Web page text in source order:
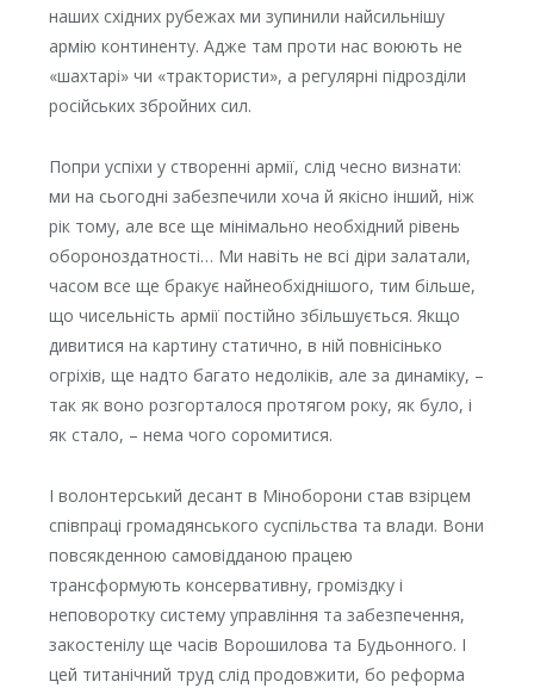
наших східних рубежах ми зупинили найсильнішу
армію континенту. Адже там проти нас воюють не
«шахтарі» чи «трактористи», а регулярні підрозділи
російських збройних сил.
Попри успіхи у створенні армії, слід чесно визнати:
ми на сьогодні забезпечили хоча й якісно інший, ніж
рік тому, але все ще мінімально необхідний рівень
обороноздатності… Ми навіть не всі діри залатали,
часом все ще бракує найнеобхіднішого, тим більше,
що чисельність армії постійно збільшується. Якщо
дивитися на картину статично, в ній повнісінько
огріхів, ще надто багато недоліків, але за динаміку, –
так як воно розгорталося протягом року, як було, і
як стало, – нема чого соромитися.
І волонтерський десант в Міноборони став взірцем
співпраці громадянського суспільства та влади. Вони
повсякденною самовідданою працею
трансформують консервативну, громіздку і
неповоротку систему управління та забезпечення,
закостенілу ще часів Ворошилова та Будьонного. І
цей титанічний труд слід продовжити, бо реформа